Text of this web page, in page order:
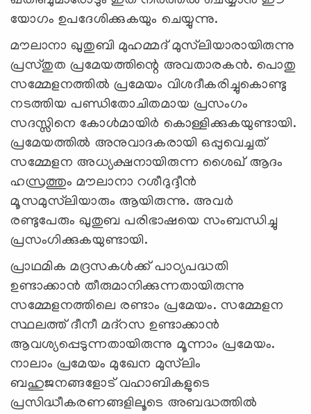
യോഗം ഉപദേശിക്കുകയും ചെയ്യുന്നു.
മൗലാനാ ഖുതുബി മുഹമ്മദ് മുസ്‌ലിയാരായിരുന്നു
പ്രസ്തുത പ്രമേയത്തിന്റെ അവതാരകന്‍. പൊതു
സമ്മേളനത്തില്‍ പ്രമേയം വിശദീകരിച്ചുകൊണ്ടു
നടത്തിയ പണ്ഡിതോചിതമായ പ്രസംഗം
സദസ്സിനെ കോള്‍മായിര്‍ കൊള്ളിക്കുകയുണ്ടായി.
പ്രമേയത്തില്‍ അനുവാദകരായി ഒപ്പുവെച്ചത്
സമ്മേളന അധ്യക്ഷനായിരുന്ന ശൈഖ് ആദം
ഹസ്രത്തും മൗലാനാ റശീദുദ്ദീന്‍
മൂസമുസ്‌ലിയാരും ആയിരുന്നു. അവര്‍
രണ്ടുപേരും ഖുതുബ പരിഭാഷയെ സംബന്ധിച്ചു
പ്രസംഗിക്കുകയുണ്ടായി.
പ്രാഥമിക മദ്രസകള്‍ക്ക് പാഠ്യപദ്ധതി
ഉണ്ടാക്കാന്‍ തീരുമാനിക്കുന്നതായിരുന്നു
സമ്മേളനത്തിലെ രണ്ടാം പ്രമേയം. സമ്മേളന
സ്ഥലത്ത് ദീനീ മദ്‌റസ ഉണ്ടാക്കാന്‍
ആവശ്യപ്പെടുന്നതായിരുന്നു മൂന്നാം പ്രമേയം.
നാലാം പ്രമേയം മുഖേന മുസ്‌ലിം
ബഹുജനങ്ങളോട് വഹാബികളുടെ
പ്രസിദ്ധീകരണങ്ങളിലൂടെ അബദ്ധത്തില്‍